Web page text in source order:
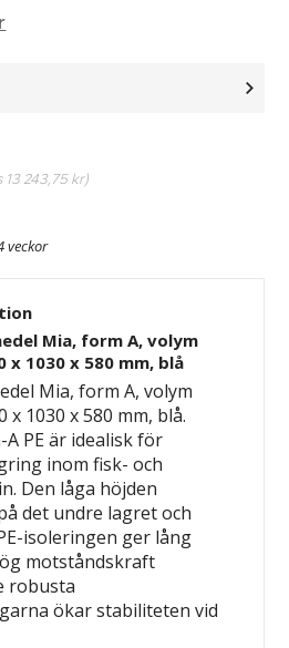
13 243,75 kr)
veckor
Mia, form A, volym
x 1030 x 580 mm, blå
Mia, form A, volym
x 1030 x 580 mm, blå.
PE är idealisk för
inom fisk- och
Den låga höjden
det undre lagret och
isoleringen ger lång
motståndskraft
robusta
ökar stabiliteten vid